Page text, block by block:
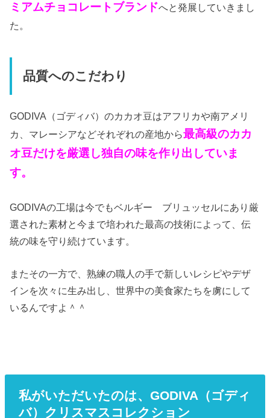
ミアムチョコレートブランドへと発展していきまし
た。
品質へのこだわり
GODIVA（ゴディバ）のカカオ豆はアフリカや南アメリ
カ、マレーシアなどそれぞれの産地から最高級のカカ
オ豆だけを厳選し独自の味を作り出していま
す。
GODIVAの工場は今でもベルギー ブリュッセルにあり厳
選された素材と今まで培われた最高の技術によって、伝
統の味を守り続けています。
またその一方で、熟練の職人の手で新しいレシピやデザ
インを次々に生み出し、世界中の美食家たちを虜にして
いるんですよ＾＾
私がいただいたのは、GODIVA（ゴディ
バ）クリスマスコレクション